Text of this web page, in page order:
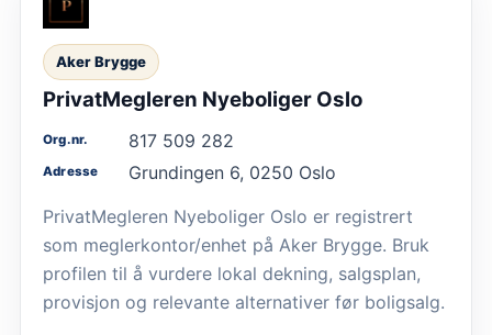
Aker Brygge
PrivatMegleren Nyeboliger Oslo
Org.nr. 817 509 282
Adresse
Grundingen 6, 0250 Oslo
PrivatMegleren Nyeboliger Oslo er registrert
som meglerkontor/enhet på Aker Brygge. Bruk
profilen til å vurdere lokal dekning, salgsplan,
provisjon og relevante alternativer før boligsalg.